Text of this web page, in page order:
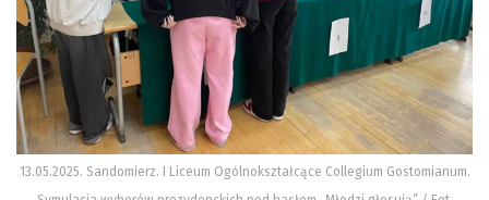
13.05.2025. Sandomierz. I Liceum Ogólnokształcące Collegium Gostomianum.